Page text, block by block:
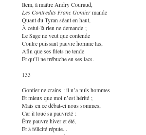
Item, à maître Andry Couraud,
Les Contredits Franc Gontiermande
Quant du Tyran séant en haut,
À cetui-là rien ne demande ;
Le Sage ne veut que contende
Contre puissant pauvre homme las,
Afin que ses filets ne tende
Et qu’il ne trébuche en ses lacs.
133
Gontier ne crains : il n’a nuls hommes
Et mieux que moi n’est hérité ;
Mais en ce débat-ci nous sommes,
Car il louë sa pauvreté :
Être pauvre hiver et été,
Et à félicité répute...